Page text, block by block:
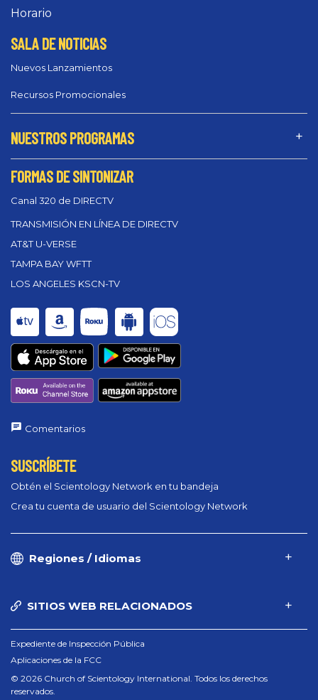
Horario
SALA DE NOTICIAS
Nuevos Lanzamientos
Recursos Promocionales
NUESTROS PROGRAMAS
FORMAS DE SINTONIZAR
Canal 320 de DIRECTV
TRANSMISIÓN EN LÍNEA DE DIRECTV
AT&T U-VERSE
TAMPA BAY WFTT
LOS ANGELES KSCN-TV
Comentarios
SUSCRÍBETE
Obtén el Scientology Network en tu bandeja
Crea tu cuenta de usuario del Scientology Network
Regiones / Idiomas
SITIOS WEB RELACIONADOS
Expediente de Inspección Pública
Aplicaciones de la FCC
© 2026 Church of Scientology International. Todos los derechos
reservados.